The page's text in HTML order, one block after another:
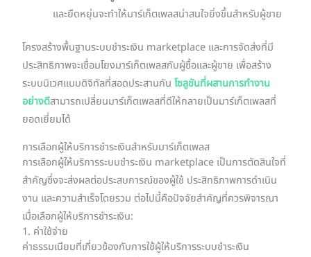
และยืดหยุ่นจะทำให้มาร์เก็ตเพลสน่าสนใจยิ่งขึ้นสำหรับผู้ขาย
โครงสร้างพื้นฐานระบบชำระเงิน marketplace และการจัดส่งที่มี
ประสิทธิภาพจะเชื่อมโยงมาร์เก็ตเพลสกับผู้ซื้อและผู้ขาย เพื่อสร้าง
ระบบนิเวศแบบดิจิทัลที่สอดประสานกันโซลูชันที่ผสานการทำงาน
อย่างดีสามารถเปลี่ยนมาร์เก็ตเพลสที่ดีให้กลายเป็นมาร์เก็ตเพลสที่
ยอดเยี่ยมได้
การเลือกผู้ให้บริการชำระเงินสำหรับมาร์เก็ตเพลส
การเลือกผู้ให้บริการระบบชำระเงิน marketplace เป็นการตัดสินใจที่
สำคัญซึ่งจะส่งผลต่อประสบการณ์ของผู้ใช้ ประสิทธิภาพการดำเนิน
งาน และความสำเร็จโดยรวม ต่อไปนี้คือปัจจัยสำคัญที่ควรพิจารณา
เมื่อเลือกผู้ให้บริการชำระเงิน:
1. ค่าใช้จ่าย
ค่าธรรมเนียมที่เกี่ยวข้องกับการใช้ผู้ให้บริการระบบชำระเงิน